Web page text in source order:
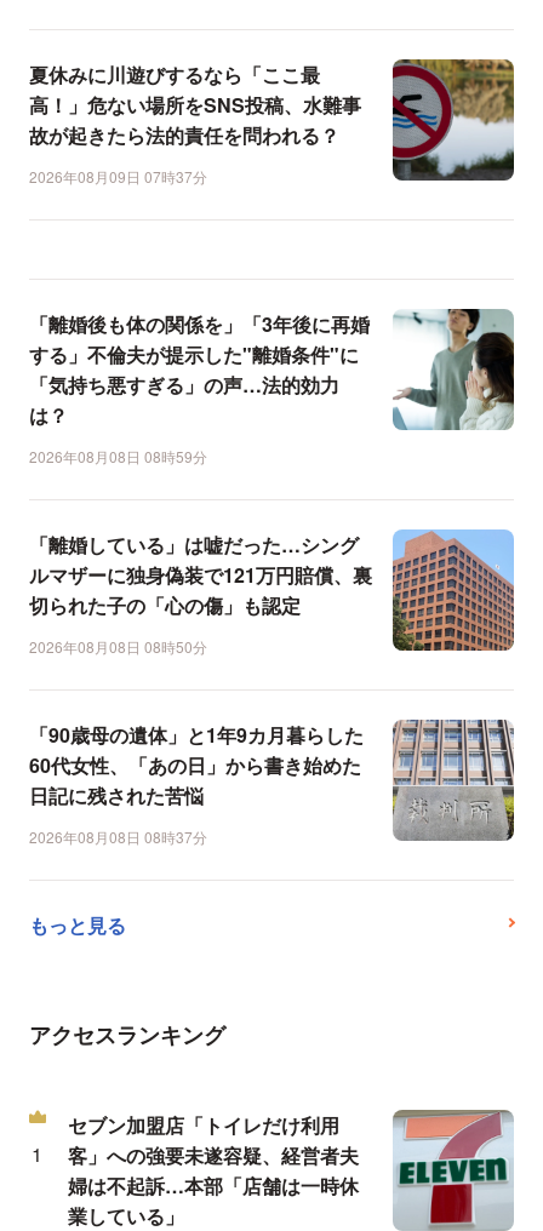
夏休みに川遊びするなら「ここ最
高！」危ない場所をSNS投稿、水難事
故が起きたら法的責任を問われる？
2026年08月09日 07時37分
「離婚後も体の関係を」「3年後に再婚
する」不倫夫が提示した"離婚条件"に
「気持ち悪すぎる」の声…法的効力
は？
2026年08月08日 08時59分
「離婚している」は嘘だった…シング
ルマザーに独身偽装で121万円賠償、裏
切られた子の「心の傷」も認定
2026年08月08日 08時50分
「90歳母の遺体」と1年9カ月暮らした
60代女性、「あの日」から書き始めた
日記に残された苦悩
2026年08月08日 08時37分
もっと見る
アクセスランキング
セブン加盟店「トイレだけ利用
客」への強要未遂容疑、経営者夫
婦は不起訴…本部「店舗は一時休
業している」